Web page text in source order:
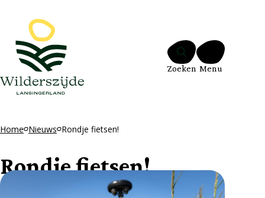
Ga naar de inhoud
Zoeken Menu
Home Nieuws Rondje fietsen!
Rondje fietsen!